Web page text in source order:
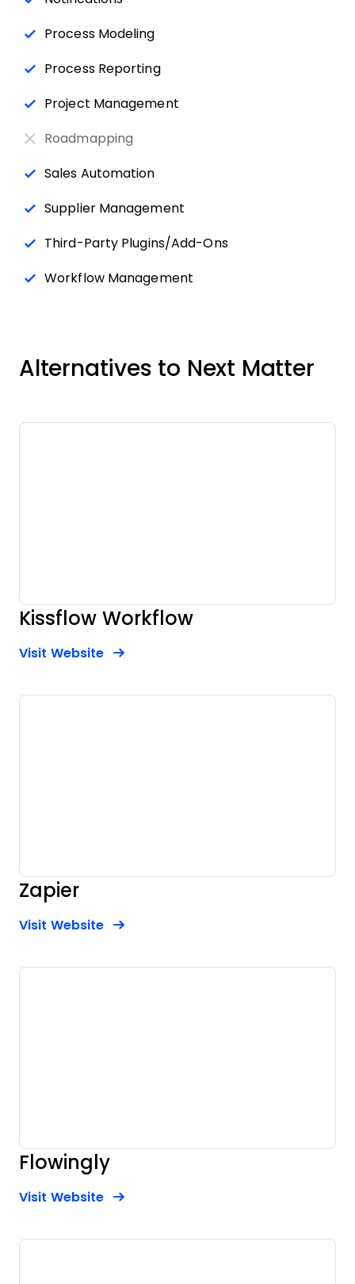
Process Modeling
Process Reporting
Project Management
Roadmapping
Sales Automation
Supplier Management
Third-Party Plugins/Add-Ons
Workflow Management
Alternatives to Next Matter
Kissflow Workflow
Visit WebsiteOpens New Window
Zapier
Visit WebsiteOpens New Window
Flowingly
Visit WebsiteOpens New Window